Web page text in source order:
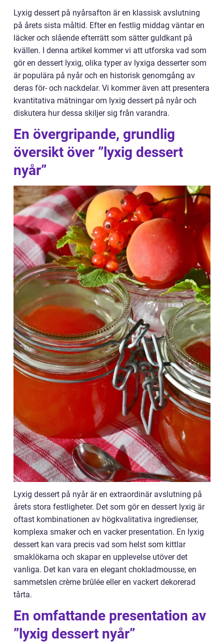
Lyxig dessert på nyårsafton är en klassisk avslutning
på årets sista måltid. Efter en festlig middag väntar en
läcker och slående efterrätt som sätter guldkant på
kvällen. I denna artikel kommer vi att utforska vad som
gör en dessert lyxig, olika typer av lyxiga desserter som
är populära på nyår och en historisk genomgång av
deras för- och nackdelar. Vi kommer även att presentera
kvantitativa mätningar om lyxig dessert på nyår och
diskutera hur dessa skiljer sig från varandra.
En övergripande, grundlig
översikt över ”lyxig dessert
nyår”
Lyxig dessert på nyår är en extraordinär avslutning på
årets stora festligheter. Det som gör en dessert lyxig är
oftast kombinationen av högkvalitativa ingredienser,
komplexa smaker och en vacker presentation. En lyxig
dessert kan vara precis vad som helst som kittlar
smaklökarna och skapar en upplevelse utöver det
vanliga. Det kan vara en elegant chokladmousse, en
sammetslen crème brûlée eller en vackert dekorerad
tårta.
En omfattande presentation av
”lyxig dessert nyår”